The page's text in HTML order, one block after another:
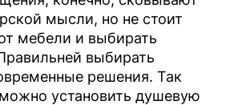
мысли, но не стоит
мебели и выбирать
выбирать
решения. Так
установить душевую